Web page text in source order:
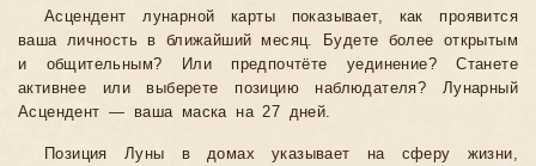
Асцендент лунарной карты показывает, как проявится
ваша личность в ближайший месяц. Будете более открытым
и общительным? Или предпочтёте уединение? Станете
активнее или выберете позицию наблюдателя? Лунарный
Асцендент — ваша маска на 27 дней.
Позиция Луны в домах указывает на сферу жизни,